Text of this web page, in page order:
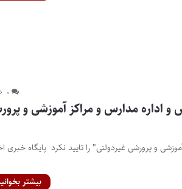
۰
و اداره مدارس و مراکز آموزشی و
و پرورشی غیردولتی" را تایید نکرد پایگاه خبری
بیشتر